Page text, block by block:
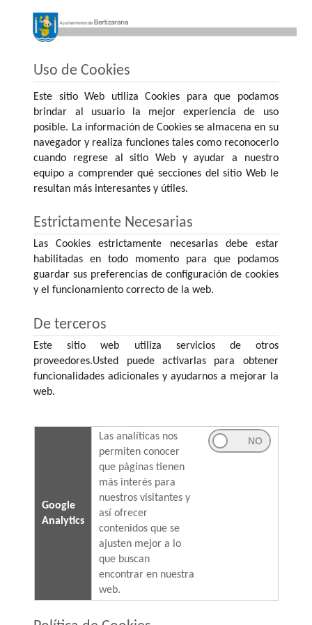
Uso de Cookies
Este sitio Web utiliza Cookies para que podamos
brindar al usuario la mejor experiencia de uso
posible. La información de Cookies se almacena en su
navegador y realiza funciones tales como reconocerlo
cuando regrese al sitio Web y ayudar a nuestro
equipo a comprender qué secciones del sitio Web le
resultan más interesantes y útiles.
Estrictamente Necesarias
Las Cookies estrictamente necesarias debe estar
habilitadas en todo momento para que podamos
guardar sus preferencias de configuración de cookies
y el funcionamiento correcto de la web.
De terceros
Este sitio web utiliza servicios de otros
proveedores.Usted puede activarlas para obtener
funcionalidades adicionales y ayudarnos a mejorar la
web.
Google
Analytics
Las analíticas nos
permiten conocer
que páginas tienen
más interés para
nuestros visitantes y
así ofrecer
contenidos que se
ajusten mejor a lo
que buscan
encontrar en nuestra
web.